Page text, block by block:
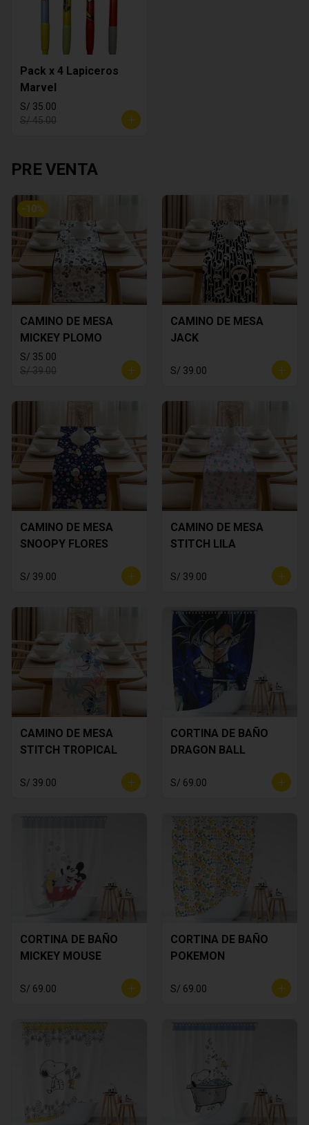
Pack x 4 Lapiceros
Marvel
S/ 35.00
S/ 45.00
PRE VENTA
-10%
CAMINO DE MESA
MICKEY PLOMO
S/ 35.00
S/ 39.00
CAMINO DE MESA
JACK
S/ 39.00
CAMINO DE MESA
SNOOPY FLORES
S/ 39.00
CAMINO DE MESA
STITCH LILA
S/ 39.00
CAMINO DE MESA
STITCH TROPICAL
S/ 39.00
CORTINA DE BAÑO
DRAGON BALL
S/ 69.00
CORTINA DE BAÑO
MICKEY MOUSE
S/ 69.00
CORTINA DE BAÑO
POKEMON
S/ 69.00